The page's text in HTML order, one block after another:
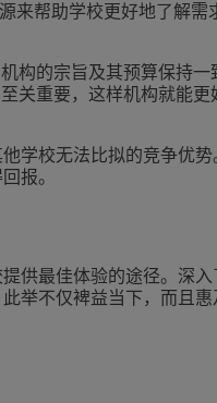
来帮助学校更好地了解需
构的宗旨及其预算保持一
关重要，这样机构就能更
学校无法比拟的竞争优
报。
供最佳体验的途径。深
举不仅裨益当下，而且